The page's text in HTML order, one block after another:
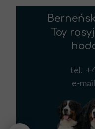
Toy
tel.
e-